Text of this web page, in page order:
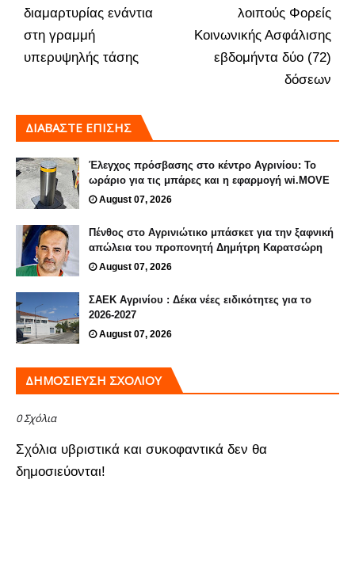
λοιπούς Φορείς
Κοινωνικής Ασφάλισης
εβδομήντα δύο (72)
δόσεων
διαμαρτυρίας ενάντια
στη γραμμή
υπερυψηλής τάσης
ΔΙΑΒΑΣΤΕ ΕΠΙΣΗΣ
Έλεγχος πρόσβασης στο κέντρο Αγρινίου: Το
ωράριο για τις μπάρες και η εφαρμογή wi.MOVE
August 07, 2026
Πένθος στο Αγρινιώτικο μπάσκετ για την ξαφνική
απώλεια του προπονητή Δημήτρη Καρατσώρη
August 07, 2026
ΣΑΕΚ Αγρινίου : Δέκα νέες ειδικότητες για το
2026-2027
August 07, 2026
ΔΗΜΟΣΊΕΥΣΗ ΣΧΟΛΊΟΥ
0 Σχόλια
Σχόλια υβριστικά και συκοφαντικά δεν θα
δημοσιεύονται!